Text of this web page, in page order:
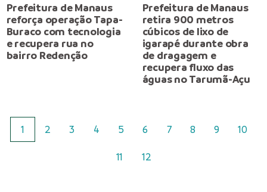
Prefeitura de Manaus
reforça operação Tapa-
Buraco com tecnologia
e recupera rua no
bairro Redenção
Prefeitura de Manaus
retira 900 metros
cúbicos de lixo de
igarapé durante obra
de dragagem e
recupera fluxo das
águas no Tarumã-Açu
1 2 3 4 5 6 7 8 9 10
11 12